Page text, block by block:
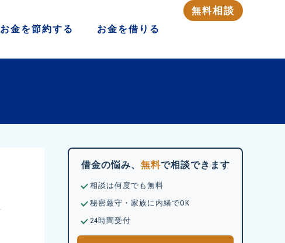
お金を節約する お金を借りる
無料相談
借金の悩み、 無料で相談できます
相談は何度でも無料
秘密厳守・家族に内緒でOK
24時間受付